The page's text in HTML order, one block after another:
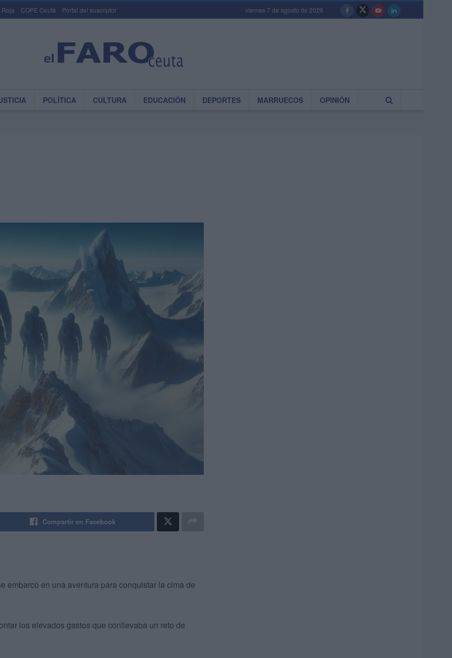
Roja COPE Ceuta Portal del suscriptor viernes 7 de agosto de 2026
POLÍTICA CULTURA EDUCACIÓN DEPORTES MARRUECOS OPINIÓN
Compartir en Facebook
en una aventura para conquistar la cima de
los elevados gastos que conllevaba un reto de